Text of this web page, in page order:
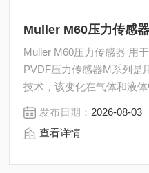
Muller M60压力传感器
Muller M60压力传感器 用
PVDF压力传感器M系列是
技术，该变化在气体和液
能器基于压电pvdf。建议
击波或其他动压力。压力计
发布日期： 2026-08-03
查看详情